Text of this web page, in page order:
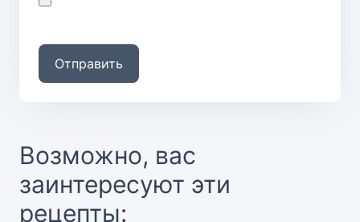
Отправить
Возможно, вас
заинтересуют эти
рецепты: